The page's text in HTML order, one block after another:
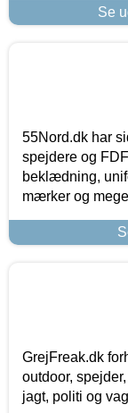
Se
55Nord.dk har
spejdere og
beklædning,
mærker og
GrejFreak.dk
outdoor,
jagt, politi og